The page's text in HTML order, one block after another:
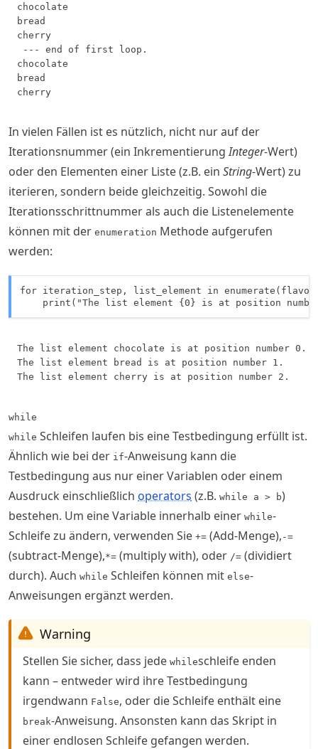
chocolate
bread
cherry
--- end of first loop.
chocolate
bread
In vielen Fällen ist es nützlich, nicht nur auf der
Iterationsnummer (ein InkrementierungInteger-Wert)
oder den Elementen einer Liste (z.B. ein String-Wert) zu
iterieren, sondern beide gleichzeitig. Sowohl die
Iterationsschrittnummer als auch die Listenelemente
können mit der enumeration Methode aufgerufen
werden:
for iteration_step, list_element in
print("The list element {0} is at position
The list element chocolate is at position number 0.
The list element bread is at position number 1.
while
while Schleifen laufen bis eine Testbedingung erfüllt ist.
Ähnlich wie bei der if-Anweisung kann die
Testbedingung aus nur einer Variablen oder einem
Ausdruck einschließlich operators (z.B. while a > b)
bestehen. Um eine Variable innerhalb einer while-
Schleife zu ändern, verwenden Sie += (Add-Menge), -=
(subtract-Menge),*= (multiply with), oder /= (dividiert
durch). Auch while Schleifen können mit else-
Anweisungen ergänzt werden.
Warning
Stellen Sie sicher, dass jede whileschleife enden
kann – entweder wird ihre Testbedingung
irgendwann False, oder die Schleife enthält eine
break-Anweisung. Ansonsten kann das Skript in
einer endlosen Schleife gefangen werden.